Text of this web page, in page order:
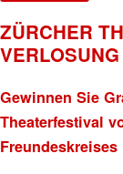
ZÜRCHER
VERLOSUNG
Gewinnen Sie
Theaterfestival
Freundeskreises